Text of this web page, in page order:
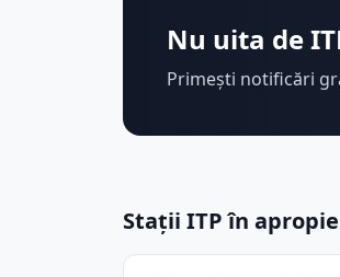
Nu uita de
Primești notificări
Stații ITP în